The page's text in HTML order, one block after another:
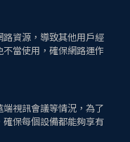
資源，導致其他用戶經
當使用，確保網路運作
視訊會議等情況，為了
保每個設備都能夠享有